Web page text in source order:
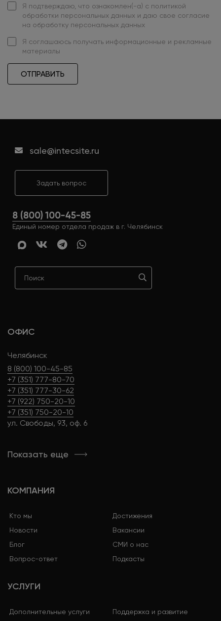
Я подтверждаю, что ознакомлен(-а) с политикой
обработки персональных данных и даю свое согласие
на обработку персональных данных
Я соглашаюсь получать информационные и рекламные
материалы
ОТПРАВИТЬ
sale@intecsite.ru
Задать вопрос
8 (800) 100-45-85
Единый номер отдела продаж в г. Челябинск
ОФИС
Челябинск
8 (800) 100-45-85
+7 (351) 777-80-70
+7 (351) 777-30-62
+7 (922) 750-20-10
+7 (351) 750-20-10
ул. Свободы, 93, оф. 6
Показать еще
КОМПАНИЯ
Кто мы
Достижения
Новости
Вакансии
Блог
СМИ о нас
Вопрос-ответ
Подкасты
УСЛУГИ
Дополнительные услуги
Поддержка и развитие